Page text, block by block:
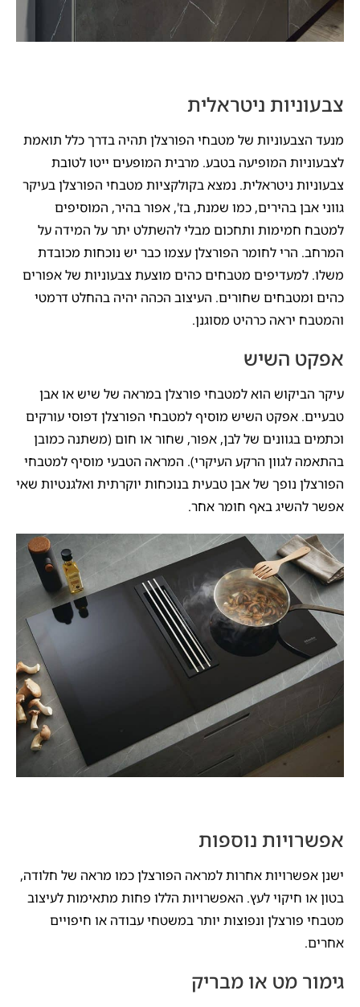
צבעוניות ניטראלית
מנעד הצבעוניות של מטבחי הפורצלן תהיה בדרך כלל תואמת
לצבעוניות המופיעה בטבע. מרבית המופעים ייטו לטובת
צבעוניות ניטראלית. נמצא בקולקציות מטבחי הפורצלן בעיקר
גווני אבן בהירים, כמו שמנת, בז', אפור בהיר, המוסיפים
למטבח חמימות ותחכום מבלי להשתלט יתר על המידה על
המרחב. הרי לחומר הפורצלן עצמו כבר יש נוכחות מכובדת
משלו. למעדיפים מטבחים כהים מוצעת צבעוניות של אפורים
כהים ומטבחים שחורים. העיצוב הכהה יהיה בהחלט דרמטי
והמטבח יראה כרהיט מסוגנן.
אפקט השיש
עיקר הביקוש הוא למטבחי פורצלן במראה של שיש או אבן
טבעיים. אפקט השיש מוסיף למטבחי הפורצלן דפוסי עורקים
וכתמים בגוונים של לבן, אפור, שחור או חום (משתנה כמובן
בהתאמה לגוון הרקע העיקרי). המראה הטבעי מוסיף למטבחי
הפורצלן נופך של אבן טבעית בנוכחות יוקרתית ואלגנטיות שאי
אפשר להשיג באף חומר אחר.
אפשרויות נוספות
ישנן אפשרויות אחרות למראה הפורצלן כמו מראה של חלודה,
בטון או חיקוי לעץ. האפשרויות הללו פחות מתאימות לעיצוב
מטבחי פורצלן ונפוצות יותר במשטחי עבודה או חיפויים
אחרים.
גימור מט או מבריק